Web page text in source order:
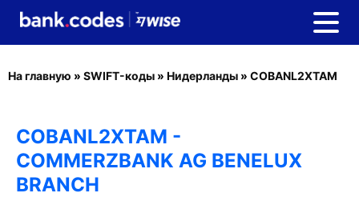
На главную » SWIFT-коды » Нидерланды » COBANL2XTAM
COBANL2XTAM -
COMMERZBANK AG BENELUX
BRANCH